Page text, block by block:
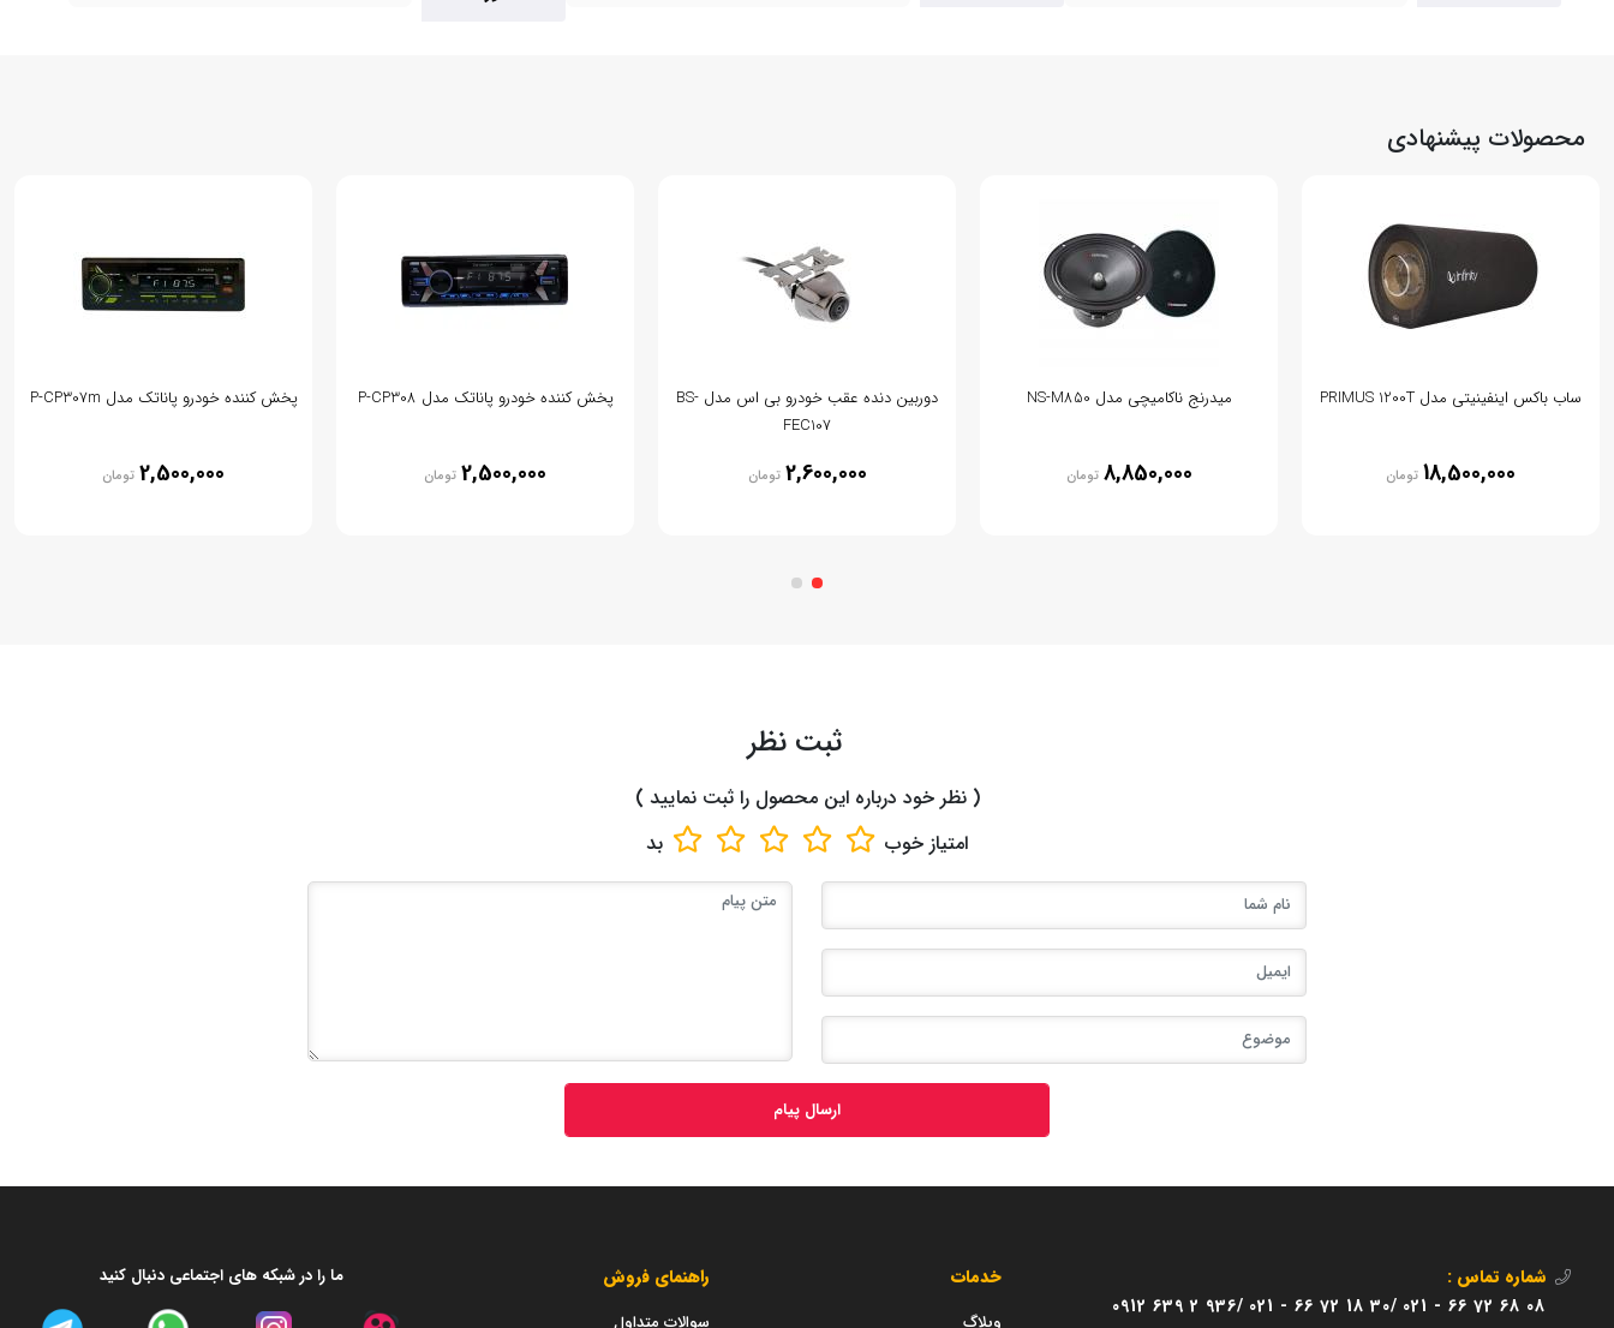
محصولات پیشنهادی
ساب باکس اینفینیتی مدل PRIMUS 1200T
18,500,000 تومان
میدرنج ناکامیچی مدل NS-M850
8,850,000 تومان
دوربین دنده عقب خودرو بی اس مدل BS-
FEC107
2,600,000 تومان
پخش کننده خودرو پاناتک مدل P-CP308
2,500,000 تومان
پخش کننده خودرو پاناتک مدل P-CP307m
2,500,000 تومان
ثبت نظر
( نظر خود درباره این محصول را ثبت نمایید )
امتیاز خوب بد
ارسال پیام
شماره تماس :
021 - 66 72 68 08
021 - 66 72 18 30/
0912 639 2 936/
خدمات
وبلاگ
راهنمای فروش
سوالات متداول
ما را در شبکه های اجتماعی دنبال کنید